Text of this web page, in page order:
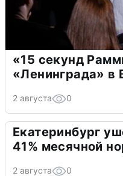
«15 секунд
«Ленинграда» в
2 августа 0
Екатеринбург
41% месячной
2 августа 0